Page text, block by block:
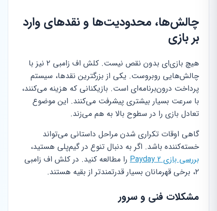
چالش‌ها، محدودیت‌ها و نقدهای وارد
بر بازی
هیچ بازی‌ای بدون نقص نیست. کلش اف زامبی ۲ نیز با
چالش‌هایی روبروست. یکی از بزرگترین نقدها، سیستم
پرداخت درون‌برنامه‌ای است. بازیکنانی که هزینه می‌کنند،
با سرعت بسیار بیشتری پیشرفت می‌کنند. این موضوع
تعادل بازی را در سطوح بالا به هم می‌زند.
گاهی اوقات تکراری شدن مراحل داستانی می‌تواند
خسته‌کننده باشد. اگر به دنبال تنوع در گیم‌پلی هستید،
بررسی بازی Payday 2
را مطالعه کنید. در کلش اف زامبی
۲، برخی قهرمانان بسیار قدرتمندتر از بقیه هستند.
مشکلات فنی و سرور